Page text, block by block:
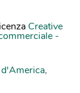
Creative
-
,